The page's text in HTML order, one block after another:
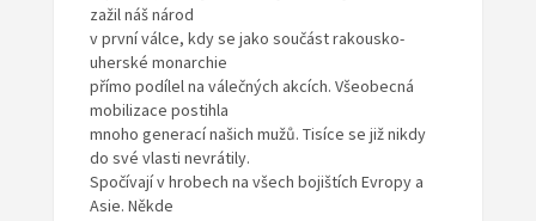
zažil náš národ
v první válce, kdy se jako součást rakousko-
uherské monarchie
přímo podílel na válečných akcích. Všeobecná
mobilizace postihla
mnoho generací našich mužů. Tisíce se již nikdy
do své vlasti nevrátily.
Spočívají v hrobech na všech bojištích Evropy a
Asie. Někde